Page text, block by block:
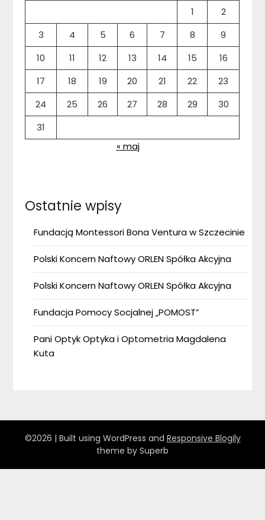
1
2
3
4 5 6 7 8
9
10
11 12 13 14 15
16
17
18 19 20 21 22
23
24
25 26 27 28 29
30
31
« maj
Ostatnie wpisy
Fundacją Montessori Bona Ventura w Szczecinie
Polski Koncern Naftowy ORLEN Spółka Akcyjna
Polski Koncern Naftowy ORLEN Spółka Akcyjna
Fundacja Pomocy Socjalnej „POMOST”
Pani Optyk Optyka i Optometria Magdalena
Kuta
©2026 | Built using WordPress and Responsive Blogily
theme by Superb